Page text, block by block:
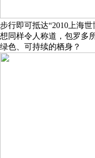
步行即可抵达“2010上海
想同样令人称道，包罗多
绿色、可持续的栖身？